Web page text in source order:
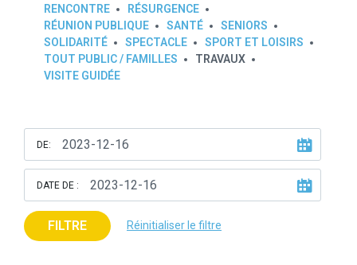
RENCONTRE
RÉSURGENCE
RÉUNION PUBLIQUE
SANTÉ
SENIORS
SOLIDARITÉ
SPECTACLE
SPORT ET LOISIRS
TOUT PUBLIC / FAMILLES
TRAVAUX
VISITE GUIDÉE
DE:
DATE DE :
FILTRE Réinitialiser le filtre